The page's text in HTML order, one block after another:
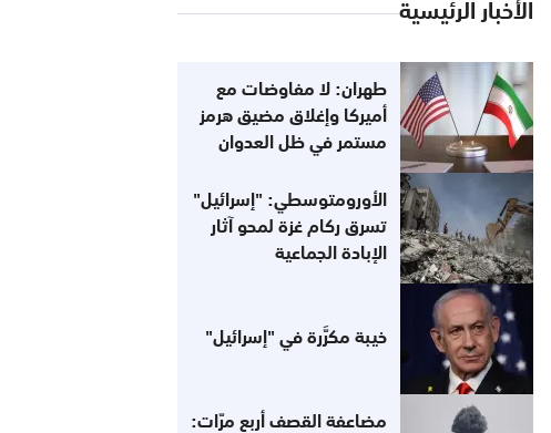
الأخبار الرئيسية
طهران: لا مفاوضات مع
أميركا وإغلاق مضيق هرمز
مستمر في ظل العدوان
الأورومتوسطي: "إسرائيل"
تسرق ركام غزة لمحو آثار
الإبادة الجماعية
خيبة مكرَّرة في "إسرائيل"
مضاعفة القصف أربع مرّات: